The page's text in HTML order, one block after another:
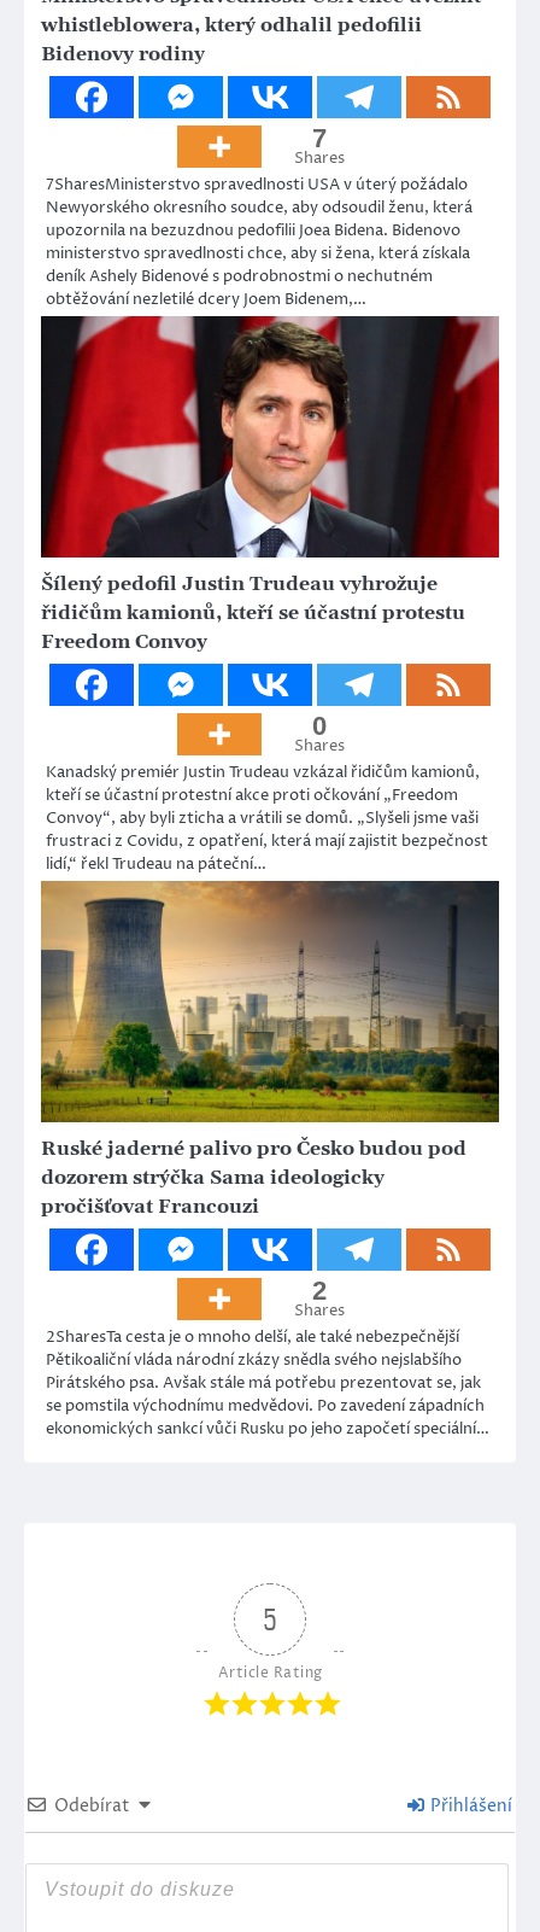
whistleblowera, který odhalil pedofilii
Bidenovy rodiny
7
Shares
7SharesMinisterstvo spravedlnosti USA v úterý požádalo
Newyorského okresního soudce, aby odsoudil ženu, která
upozornila na bezuzdnou pedofilii Joea Bidena. Bidenovo
ministerstvo spravedlnosti chce, aby si žena, která získala
deník Ashely Bidenové s podrobnostmi o nechutném
obtěžování nezletilé dcery Joem Bidenem,…
Šílený pedofil Justin Trudeau vyhrožuje
řidičům kamionů, kteří se účastní protestu
Freedom Convoy
0
Shares
Kanadský premiér Justin Trudeau vzkázal řidičům kamionů,
kteří se účastní protestní akce proti očkování „Freedom
Convoy“, aby byli zticha a vrátili se domů. „Slyšeli jsme vaši
frustraci z Covidu, z opatření, která mají zajistit bezpečnost
lidí,“ řekl Trudeau na páteční…
Ruské jaderné palivo pro Česko budou pod
dozorem strýčka Sama ideologicky
pročišťovat Francouzi
2
Shares
2SharesTa cesta je o mnoho delší, ale také nebezpečnější
Pětikoaliční vláda národní zkázy snědla svého nejslabšího
Pirátského psa. Avšak stále má potřebu prezentovat se, jak
se pomstila východnímu medvědovi. Po zavedení západních
ekonomických sankcí vůči Rusku po jeho započetí speciální…
5
Article Rating
Odebírat Přihlášení